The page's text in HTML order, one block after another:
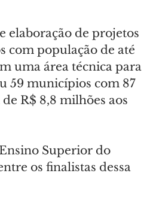
elaboração de projetos
com população de até
uma área técnica para
59 municípios com 87
R$ 8,8 milhões aos
Superior do
os finalistas dessa